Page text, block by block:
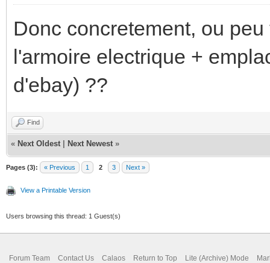
Donc concretement, ou
l'armoire electrique +
d'ebay) ??
Find
« Next Oldest Next Newest »
Pages (3): « Previous 1 2 3 Next »
View a Printable Version
Users browsing this thread: 1 Guest(s)
Forum Team Contact Us Calaos Return to Top Lite (Archive) Mode